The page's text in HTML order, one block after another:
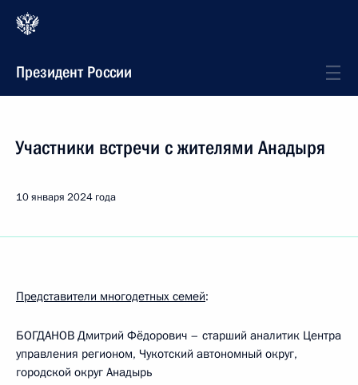
Президент России
Участники встречи с жителями Анадыря
10 января 2024 года
Представители многодетных семей:
БОГДАНОВ Дмитрий Фёдорович – старший аналитик Центра
управления регионом, Чукотский автономный округ,
городской округ Анадырь